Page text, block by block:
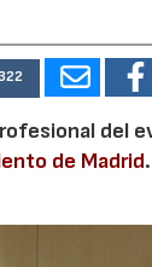
del
de Madrid.